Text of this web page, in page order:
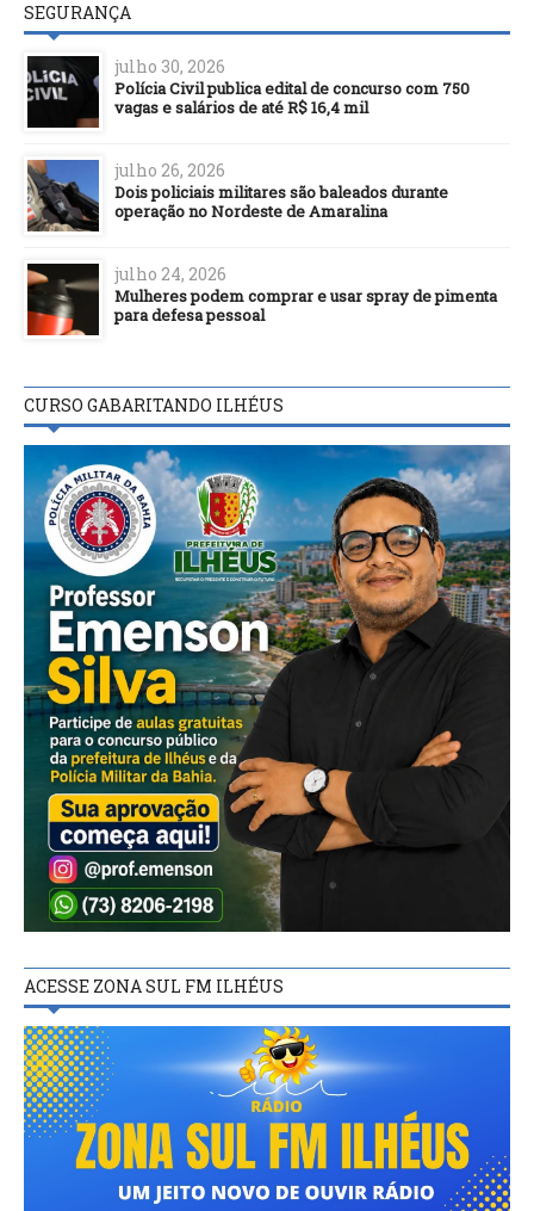
SEGURANÇA
julho 30, 2026
Polícia Civil publica edital de concurso com 750
vagas e salários de até R$ 16,4 mil
julho 26, 2026
Dois policiais militares são baleados durante
operação no Nordeste de Amaralina
julho 24, 2026
Mulheres podem comprar e usar spray de pimenta
para defesa pessoal
CURSO GABARITANDO ILHÉUS
ACESSE ZONA SUL FM ILHÉUS